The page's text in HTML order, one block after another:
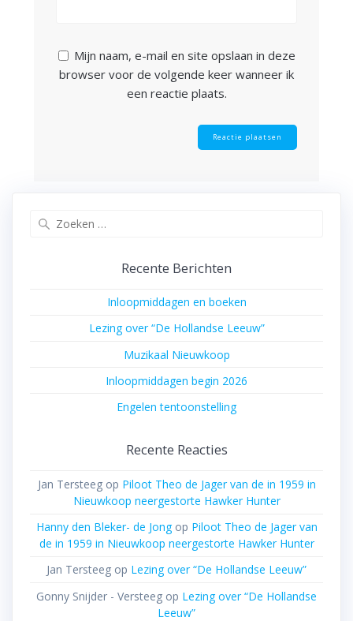
Mijn naam, e-mail en site opslaan in deze
browser voor de volgende keer wanneer ik
een reactie plaats.
Recente Berichten
Inloopmiddagen en boeken
Lezing over “De Hollandse Leeuw”
Muzikaal Nieuwkoop
Inloopmiddagen begin 2026
Engelen tentoonstelling
Recente Reacties
Jan Tersteegop Piloot Theo de Jager van de in 1959 in
Nieuwkoop neergestorte Hawker Hunter
Hanny den Bleker- de Jongop Piloot Theo de Jager van
de in 1959 in Nieuwkoop neergestorte Hawker Hunter
Jan Tersteeg op Lezing over “De Hollandse Leeuw”
Gonny Snijder - Versteeg op Lezing over “De Hollandse
Leeuw”